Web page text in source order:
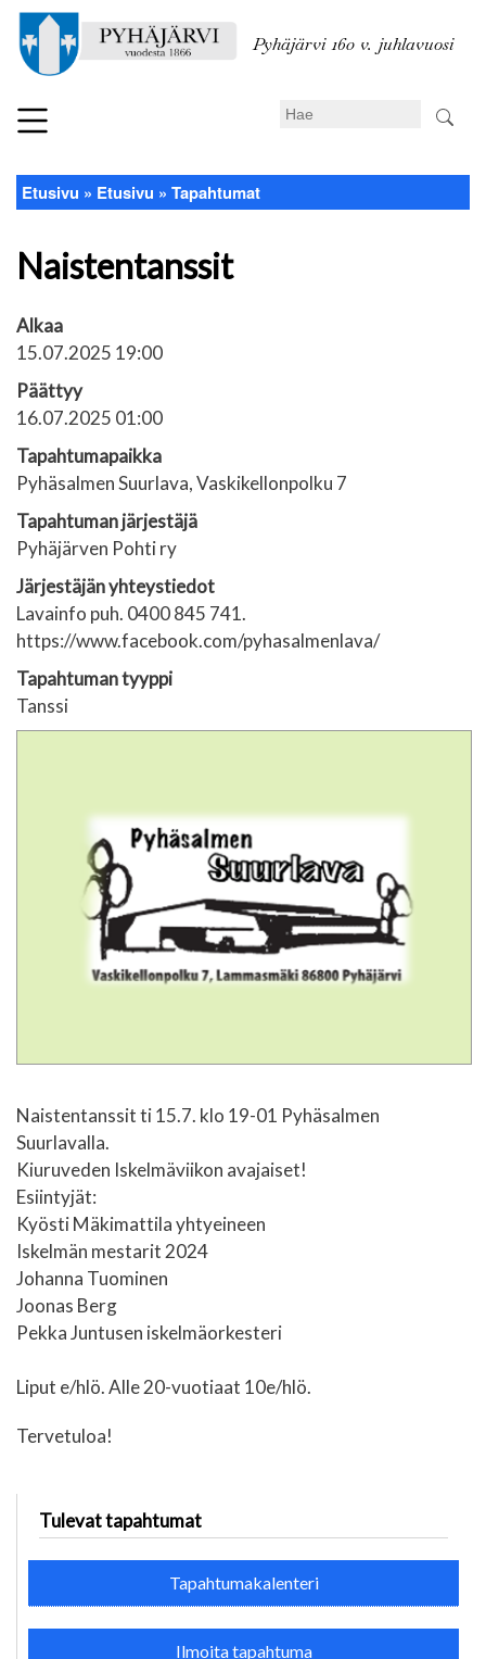
pääsisältöön
Pyhäjärvi 160 v. juhlavuosi
Search
Murupolku
Etusivu Etusivu Tapahtumat
Naistentanssit
Alkaa
15.07.2025 19:00
Päättyy
16.07.2025 01:00
Tapahtumapaikka
Pyhäsalmen Suurlava, Vaskikellonpolku 7
Tapahtuman järjestäjä
Pyhäjärven Pohti ry
Järjestäjän yhteystiedot
Lavainfo puh. 0400 845 741.
https://www.facebook.com/pyhasalmenlava/
Tapahtuman tyyppi
Tanssi
Naistentanssit ti 15.7. klo 19-01 Pyhäsalmen
Suurlavalla.
Kiuruveden Iskelmäviikon avajaiset!
Esiintyjät:
Kyösti Mäkimattila yhtyeineen
Iskelmän mestarit 2024
Johanna Tuominen
Joonas Berg
Pekka Juntusen iskelmäorkesteri
Liput e/hlö. Alle 20-vuotiaat 10e/hlö.
Tervetuloa!
Tulevat tapahtumat
Tapahtumakalenteri
Ilmoita tapahtuma